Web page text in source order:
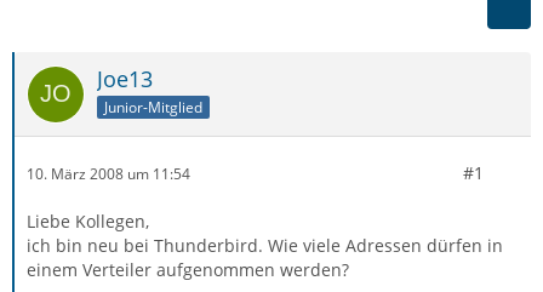
Joe13
Junior-Mitglied
10. März 2008 um 11:54 #1
Liebe Kollegen,
ich bin neu bei Thunderbird. Wie viele Adressen dürfen in
einem Verteiler aufgenommen werden?